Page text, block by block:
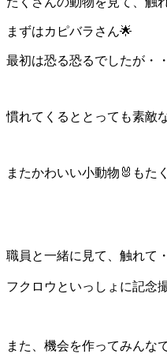
まずはカピバラさん🌟
最初は恐る恐るでしたが・
慣れてくるととっても素敵
またかわいい小動物🐰もた
職員と一緒に見て、触れて
フクロウといっしょに記念
また、機会を作ってみんな